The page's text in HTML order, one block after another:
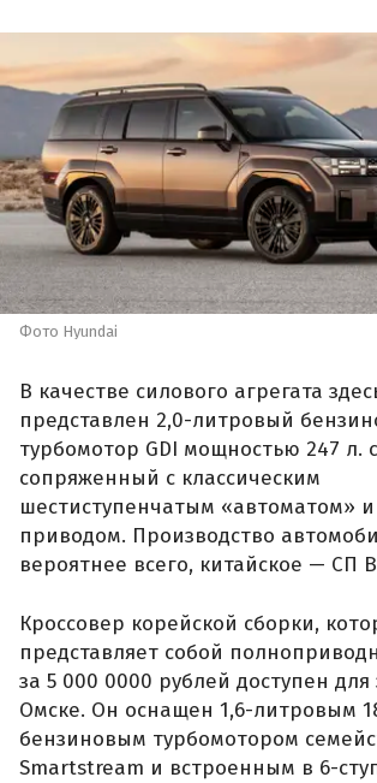
Фото Hyundai
В качестве силового агрегата
представлен 2,0-литровый
турбомотор GDI мощностью 247 л.
сопряженный с классическим
шестиступенчатым «автоматом»
приводом. Производство
вероятнее всего, китайское — СП
Кроссовер корейской сборки,
представляет собой
за 5 000 0000 рублей доступен для
Омске. Он оснащен 1,6-литровым
бензиновым турбомотором
Smartstream и встроенным в 6-